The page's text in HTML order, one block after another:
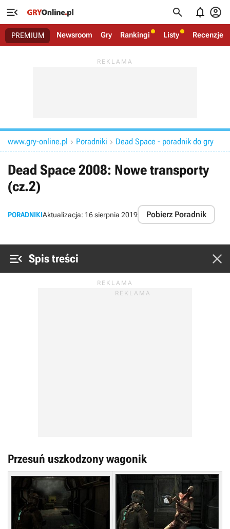
   
PREMIUM Newsroom Gry Rankingi Listy Recenzje
www.gry-online.pl  Poradniki  Dead Space - poradnik do gry
Dead Space 2008: Nowe transporty
(cz.2)
PORADNIKIAktualizacja: 16 sierpnia 2019 Pobierz Poradnik
 Spis treści 
Przesuń uszkodzony wagonik